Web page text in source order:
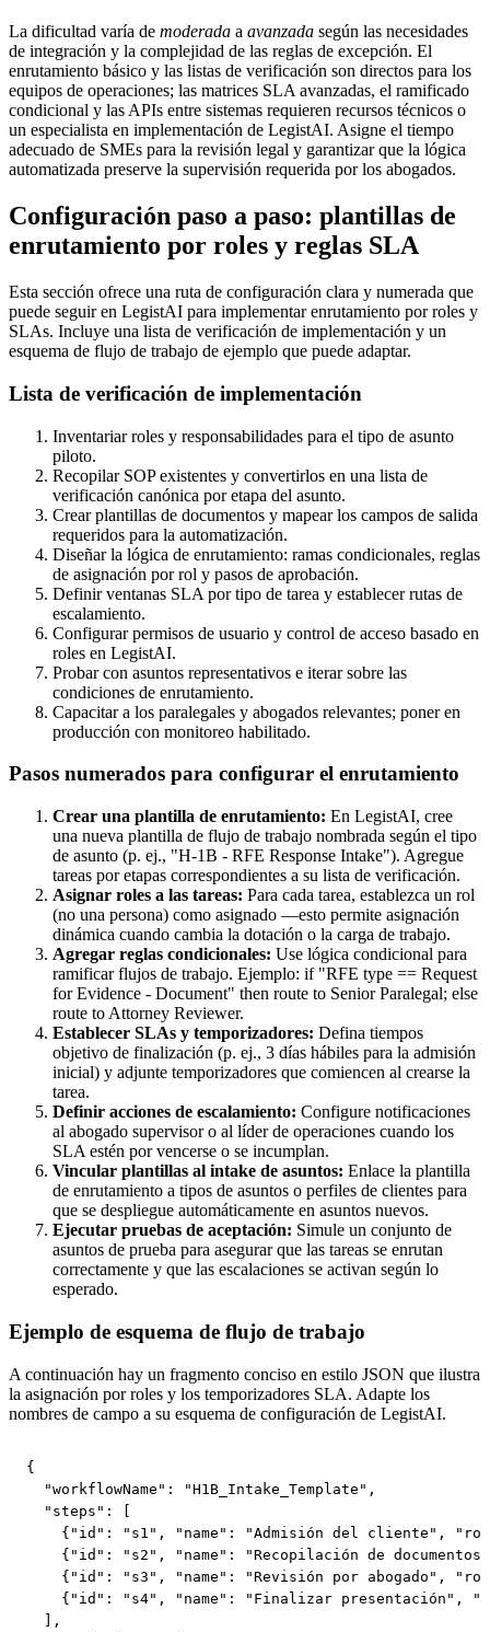
La dificultad varía de moderada a avanzada según las necesidades
de integración y la complejidad de las reglas de excepción. El
enrutamiento básico y las listas de verificación son directos para los
equipos de operaciones; las matrices SLA avanzadas, el ramificado
condicional y las APIs entre sistemas requieren recursos técnicos o
un especialista en implementación de LegistAI. Asigne el tiempo
adecuado de SMEs para la revisión legal y garantizar que la lógica
automatizada preserve la supervisión requerida por los abogados.
Configuración paso a paso: plantillas de
enrutamiento por roles y reglas SLA
Esta sección ofrece una ruta de configuración clara y numerada que
puede seguir en LegistAI para implementar enrutamiento por roles y
SLAs. Incluye una lista de verificación de implementación y un
esquema de flujo de trabajo de ejemplo que puede adaptar.
Lista de verificación de implementación
Inventariar roles y responsabilidades para el tipo de asunto
piloto.
Recopilar SOP existentes y convertirlos en una lista de
verificación canónica por etapa del asunto.
Crear plantillas de documentos y mapear los campos de salida
requeridos para la automatización.
Diseñar la lógica de enrutamiento: ramas condicionales, reglas
de asignación por rol y pasos de aprobación.
Definir ventanas SLA por tipo de tarea y establecer rutas de
escalamiento.
Configurar permisos de usuario y control de acceso basado en
roles en LegistAI.
Probar con asuntos representativos e iterar sobre las
condiciones de enrutamiento.
Capacitar a los paralegales y abogados relevantes; poner en
producción con monitoreo habilitado.
Pasos numerados para configurar el enrutamiento
Crear una plantilla de enrutamiento: En LegistAI, cree
una nueva plantilla de flujo de trabajo nombrada según el tipo
de asunto (p. ej., "H‑1B - RFE Response Intake"). Agregue
tareas por etapas correspondientes a su lista de verificación.
Asignar roles a las tareas: Para cada tarea, establezca un rol
(no una persona) como asignado —esto permite asignación
dinámica cuando cambia la dotación o la carga de trabajo.
Agregar reglas condicionales: Use lógica condicional para
ramificar flujos de trabajo. Ejemplo: if "RFE type == Request
for Evidence - Document" then route to Senior Paralegal; else
route to Attorney Reviewer.
Establecer SLAs y temporizadores: Defina tiempos
objetivo de finalización (p. ej., 3 días hábiles para la admisión
inicial) y adjunte temporizadores que comiencen al crearse la
tarea.
Definir acciones de escalamiento: Configure notificaciones
al abogado supervisor o al líder de operaciones cuando los
SLA estén por vencerse o se incumplan.
Vincular plantillas al intake de asuntos: Enlace la plantilla
de enrutamiento a tipos de asuntos o perfiles de clientes para
que se despliegue automáticamente en asuntos nuevos.
Ejecutar pruebas de aceptación: Simule un conjunto de
asuntos de prueba para asegurar que las tareas se enrutan
correctamente y que las escalaciones se activan según lo
esperado.
Ejemplo de esquema de flujo de trabajo
A continuación hay un fragmento conciso en estilo JSON que ilustra
la asignación por roles y los temporizadores SLA. Adapte los
nombres de campo a su esquema de configuración de LegistAI.
{
  "workflowName": "H1B_Intake_Template",
  "steps": [
{"id": "s1", "name": "Admisión del cliente",
{"id": "s2", "name": "Recopilación de
{"id": "s3", "name": "Revisión por abogado",
{"id": "s4", "name": "Finalizar presentación",
  ],